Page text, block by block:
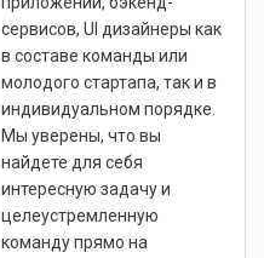
сервисов, UI дизайнеры как
в составе команды или
молодого стартапа, так и в
индивидуальном порядке.
Мы уверены, что вы
найдете для себя
интересную задачу и
целеустремленную
команду прямо на